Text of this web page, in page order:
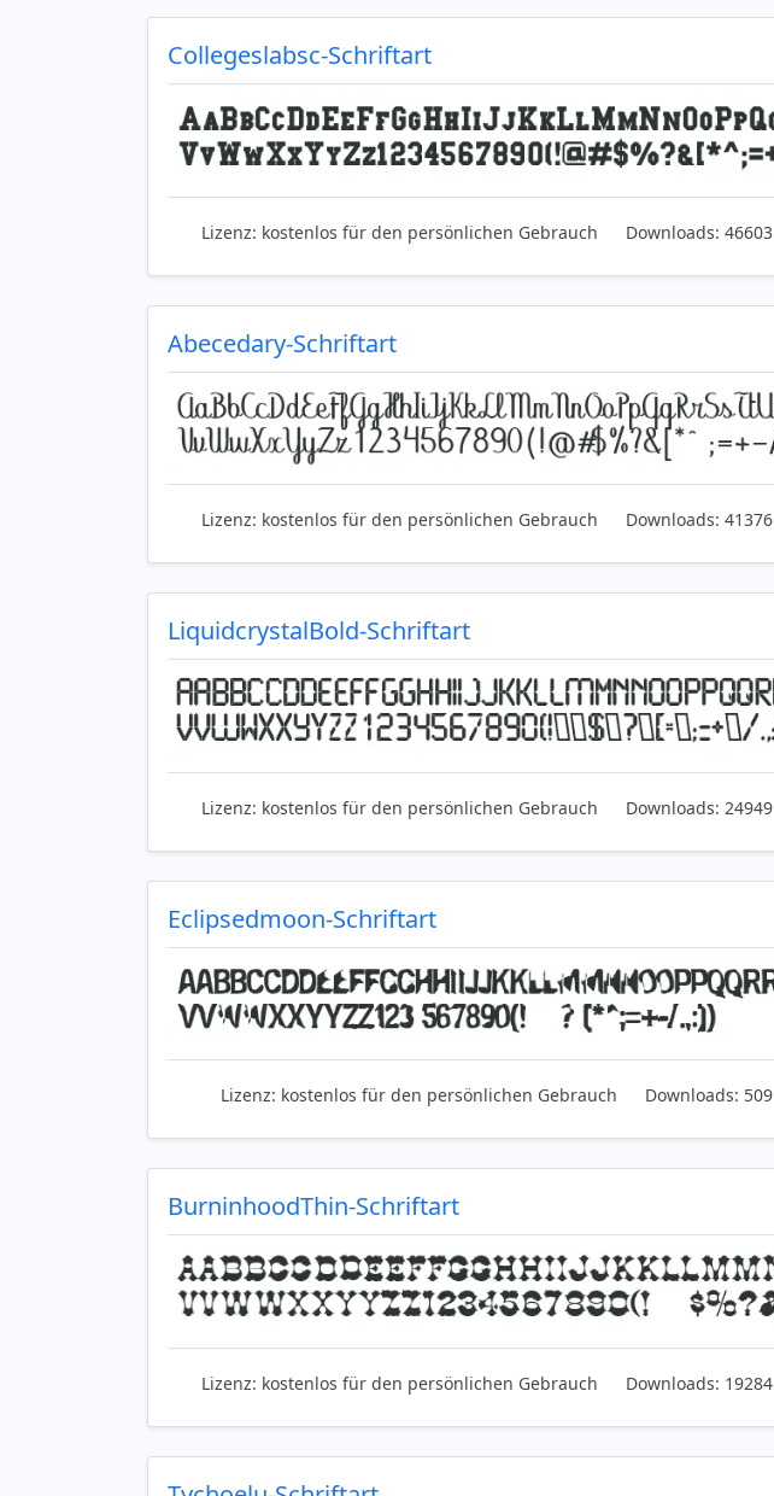
Collegeslabsc-Schriftart
Lizenz: kostenlos für den persönlichen Gebrauch Downloads: 46603
Abecedary-Schriftart
Lizenz: kostenlos für den persönlichen Gebrauch Downloads: 41376
LiquidcrystalBold-Schriftart
Lizenz: kostenlos für den persönlichen Gebrauch Downloads: 24949
Eclipsedmoon-Schriftart
Lizenz: kostenlos für den persönlichen Gebrauch Downloads: 509
BurninhoodThin-Schriftart
Lizenz: kostenlos für den persönlichen Gebrauch Downloads: 19284